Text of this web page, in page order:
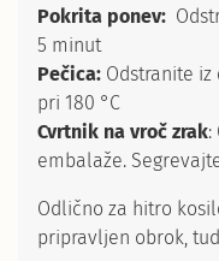
Pokrita ponev:
5 minut
Pečica: Odstranite
pri 180 °C
Cvrtnik na vroč zrak:
embalaže.
Odlično za hitro
pripravljen obrok,